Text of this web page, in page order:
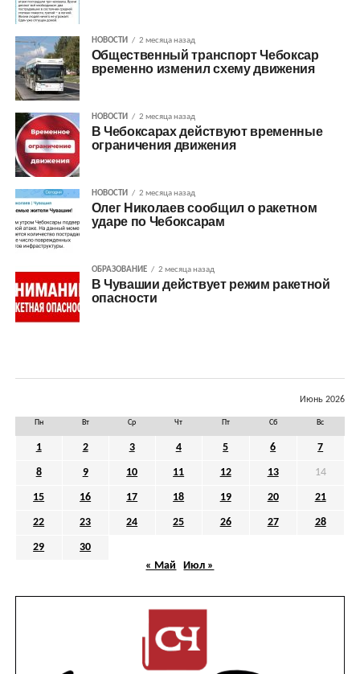
НОВОСТИ 2 месяца назад
Общественный транспорт Чебоксар
временно изменил схему движения
НОВОСТИ 2 месяца назад
В Чебоксарах действуют временные
ограничения движения
НОВОСТИ 2 месяца назад
Олег Николаев сообщил о ракетном
ударе по Чебоксарам
ОБРАЗОВАНИЕ 2 месяца назад
В Чувашии действует режим ракетной
опасности
Июнь 2026
Пн Вт Ср Чт Пт Сб Вс
1 2 3 4 5 6 7
8 9 10 11 12 13 14
15 16 17 18 19 20 21
22 23 24 25 26 27 28
29
30
« Май
Июл »